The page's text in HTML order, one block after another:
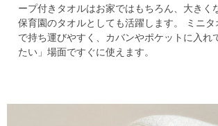
ープ付きタオルはお家ではもちろん、 大きく
保育園のタオルとしても活躍します。
ミニ
で持ち運びやすく、カバンやポケットに入れ
たい」場面ですぐに使えます。